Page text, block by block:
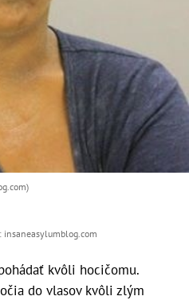
: insaneasylumblog.com
kvôli hocičomu.
do vlasov kvôli zlým